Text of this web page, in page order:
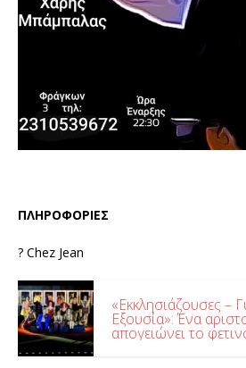
ΠΛΗΡΟΦΟΡΙΕΣ
? Chez Jean
«Εκκλησιάζουσες –
Εξουσία»: Ένα
απογειώνει το